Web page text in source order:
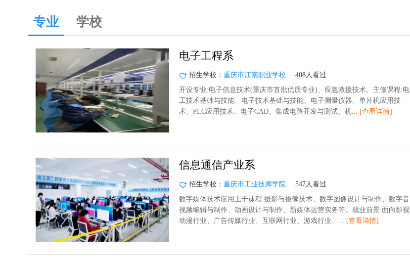
专业 学校
电子工程系
招生学校： 重庆市江南职业学校
408人看过
开设专业:电子信息技术(重庆市首批优质专业)、应急救援技术。主修课程:电
工技术基础与技能、电子技术基础与技能、电子测量仪器、单片机应用技
术、PLC应用技术、电子CAD、集成电路开发与测试、机... [查看详情]
信息通信产业系
招生学校： 重庆市工业技师学院
547人看过
数字媒体技术应用主干课程:摄影与摄像技术、数字图像设计与制作、数字音
视频编辑与制作、动画设计与制作、新媒体运营实务等。就业前景:面向影视
动漫行业、广告传媒行业、互联网行业、游戏行业、... [查看详情]